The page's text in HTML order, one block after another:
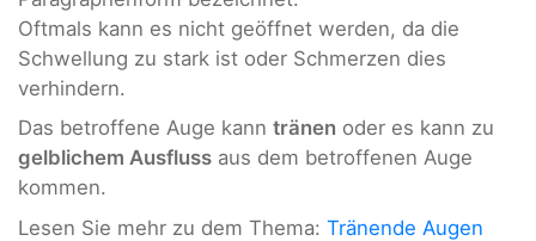
Oftmals kann es nicht geöffnet werden, da die
Schwellung zu stark ist oder Schmerzen dies
verhindern.
Das betroffene Auge kann tränen oder es kann zu
gelblichem Ausfluss aus dem betroffenen Auge
kommen.
Lesen Sie mehr zu dem Thema: Tränende Augen